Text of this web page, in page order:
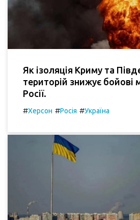
Як ізоляція Криму та
територій знижує бойові
Росії.
#Херсон #Росія #Україна